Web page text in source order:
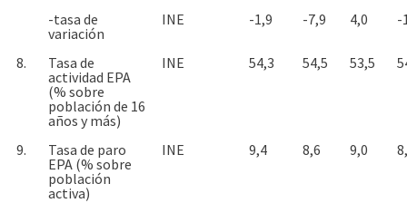
-tasa de
variación
INE -1,9 -7,9 4,0 -
8.
Tasa de
actividad EPA
(% sobre
población de 16
años y más)
INE 54,3 54,5 53,5
9.
Tasa de paro
EPA (% sobre
población
activa)
INE 9,4 8,6 9,0